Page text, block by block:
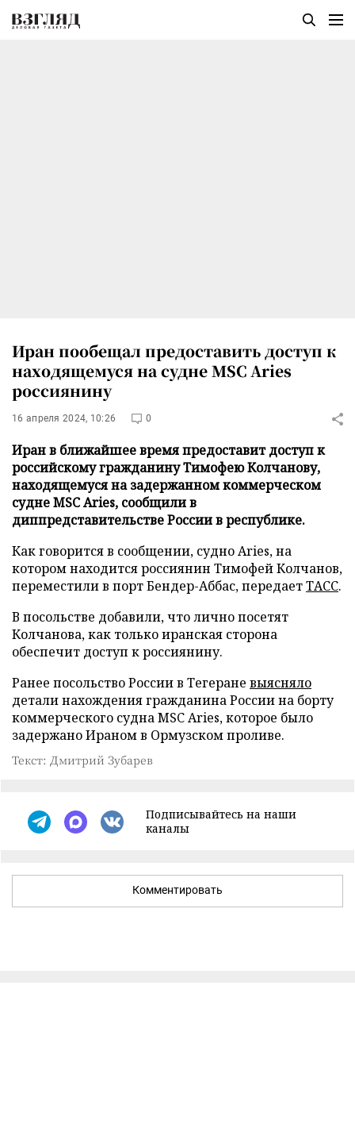
Иран пообещал предоставить доступ к
находящемуся на судне MSC Aries
россиянину
16 апреля 2024, 10:26 0
Иран в ближайшее время предоставит доступ к
российскому гражданину Тимофею Колчанову,
находящемуся на задержанном коммерческом
судне MSC Aries, сообщили в
диппредставительстве России в республике.
Как говорится в сообщении, судно Aries, на
котором находится россиянин Тимофей Колчанов,
переместили в порт Бендер-Аббас, передаетТАСС.
В посольстве добавили, что лично посетят
Колчанова, как только иранская сторона
обеспечит доступ к россиянину.
Ранее посольство России в Тегеране выясняло
детали нахождения гражданина России на борту
коммерческого судна MSC Aries, которое было
задержано Ираном в Ормузском проливе.
Текст: Дмитрий Зубарев
Подписывайтесь на наши
каналы
Комментировать